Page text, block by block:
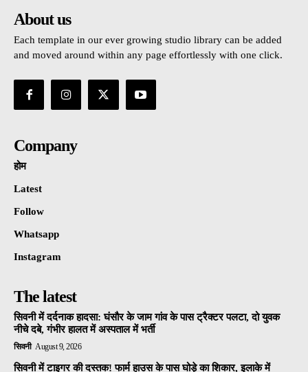
About us
Each template in our ever growing studio library can be added
and moved around within any page effortlessly with one click.
Company
होम
Latest
Follow
Whatsapp
Instagram
The latest
सिवनी में दर्दनाक हादसा: घंसौर के जाम गांव के पास ट्रैक्टर पलटा, दो युवक
नीचे दबे, गंभीर हालत में अस्पताल में भर्ती
सिवनी August 9, 2026
सिवनी में टाइगर की दस्तक! फार्म हाउस के पास घोड़े का शिकार, इलाके में